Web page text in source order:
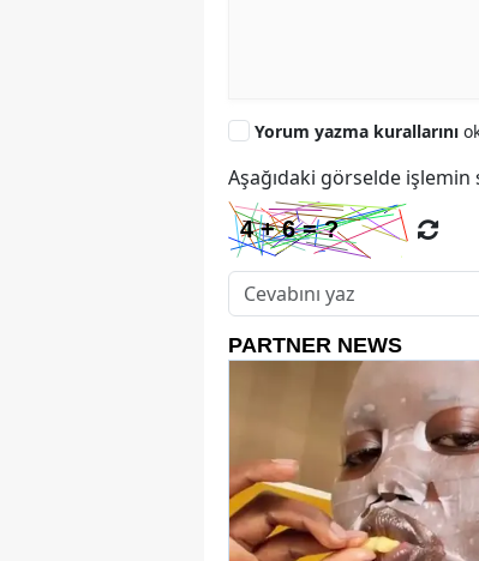
Yorum yazma kurallarını
Aşağıdaki görselde işlemin